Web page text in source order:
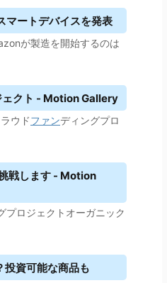
ートデバイスを発表
が製造を開始するのは
ェクト - Motion Gallery
ウドファンディングプロ
戦します - Motion
プロジェクトオーガニック
投資可能な商品も